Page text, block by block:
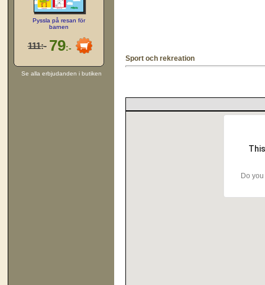
Sport och rekreation
Do
Pyssla på resan för
barnen
111:- 79:-
Se alla erbjudanden i butiken